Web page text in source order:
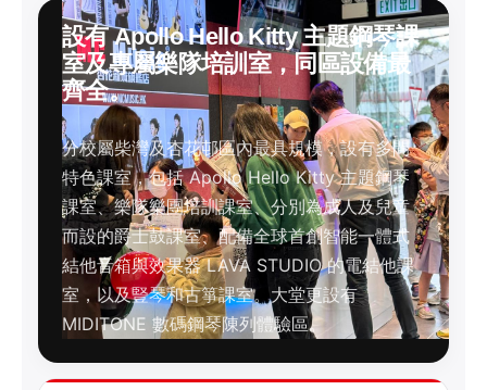
設有 Apollo Hello Kitty 主題鋼琴課
室及專屬樂隊培訓室，同區設備最
齊全。
分校屬柴灣及杏花邨區內最具規模，設有多間
特色課室，包括 Apollo Hello Kitty 主題鋼琴
課室、樂隊樂團培訓課室、分別為成人及兒童
而設的爵士鼓課室、配備全球首創智能一體式
結他音箱與效果器 LAVA STUDIO 的電結他課
室，以及豎琴和古箏課室。大堂更設有
MIDITONE 數碼鋼琴陳列體驗區。